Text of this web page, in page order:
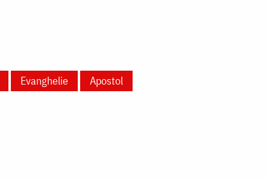
Evanghelie Apostol